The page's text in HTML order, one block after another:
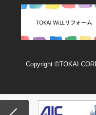
Copyright ©TOKAI